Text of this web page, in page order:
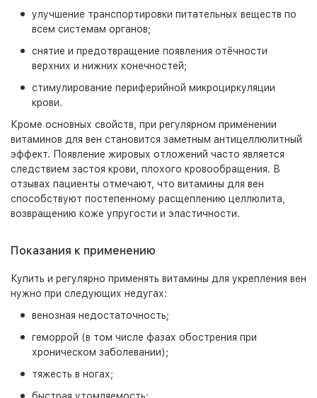
улучшение транспортировки питательных веществ по
всем системам органов;
снятие и предотвращение появления отёчности
верхних и нижних конечностей;
стимулирование периферийной микроциркуляции
крови.
Кроме основных свойств, при регулярном применении
витаминов для вен становится заметным антицеллюлитный
эффект. Появление жировых отложений часто является
следствием застоя крови, плохого кровообращения. В
отзывах пациенты отмечают, что витамины для вен
способствуют постепенному расщеплению целлюлита,
возвращению коже упругости и эластичности.
Показания к применению
Купить и регулярно применять витамины для укрепления вен
нужно при следующих недугах:
венозная недостаточность;
геморрой (в том числе фазах обострения при
хроническом заболевании);
тяжесть в ногах;